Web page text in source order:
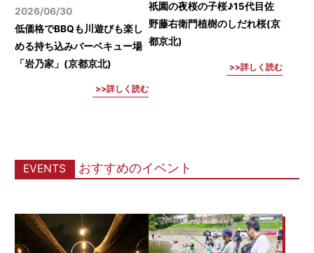
2026/06/30
低価格でBBQも川遊びも楽し
める持ち込みバーベキュー場
「岩乃家」(京都京北)
詳しく読む
祇園の夜桜の子桜♪15代目佐
野藤右衛門植樹のしだれ桜(京
都京北)
詳しく読む
EVENTS おすすめのイベント